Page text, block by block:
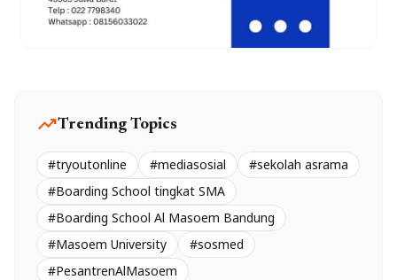
trending_upTrending Topics
#tryoutonline #mediasosial
#sekolah asrama
#Boarding School tingkat SMA
#Boarding School Al Masoem Bandung
#Masoem University
#sosmed
#PesantrenAlMasoem